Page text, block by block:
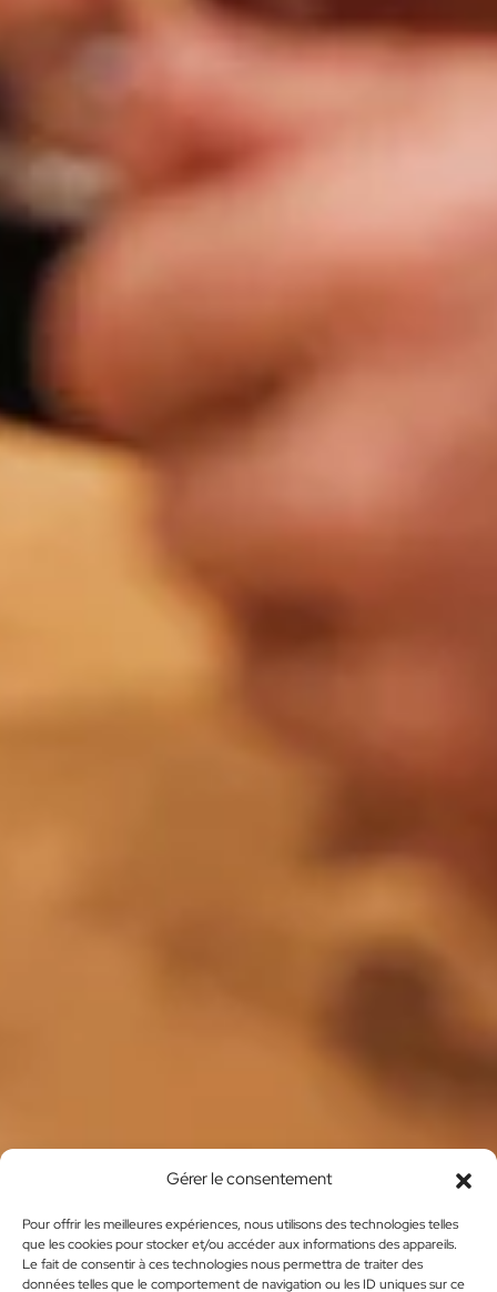
Gérer le consentement
Pour offrir les meilleures expériences, nous utilisons des technologies telles
que les cookies pour stocker et/ou accéder aux informations des appareils.
Le fait de consentir à ces technologies nous permettra de traiter des
données telles que le comportement de navigation ou les ID uniques sur ce